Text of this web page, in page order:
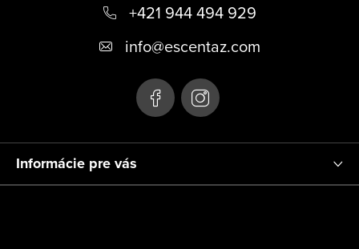
+421 944 494 929
info@escentaz.com
Informácie pre vás